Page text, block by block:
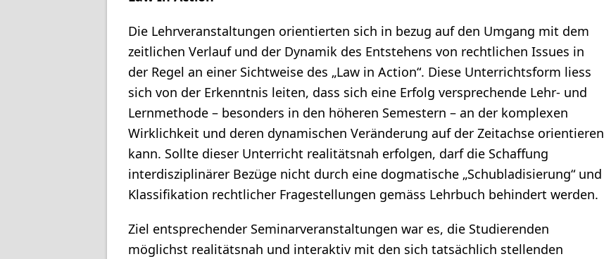
Die Lehrveranstaltungen orientierten sich in bezug auf den Umgang mit dem
zeitlichen Verlauf und der Dynamik des Entstehens von rechtlichen Issues in
der Regel an einer Sichtweise des „Law in Action“. Diese Unterrichtsform liess
sich von der Erkenntnis leiten, dass sich eine Erfolg versprechende Lehr- und
Lernmethode – besonders in den höheren Semestern – an der komplexen
Wirklichkeit und deren dynamischen Veränderung auf der Zeitachse orientieren
kann. Sollte dieser Unterricht realitätsnah erfolgen, darf die Schaffung
interdisziplinärer Bezüge nicht durch eine dogmatische „Schubladisierung“ und
Klassifikation rechtlicher Fragestellungen gemäss Lehrbuch behindert werden.
Ziel entsprechender Seminarveranstaltungen war es, die Studierenden
möglichst realitätsnah und interaktiv mit den sich tatsächlich stellenden